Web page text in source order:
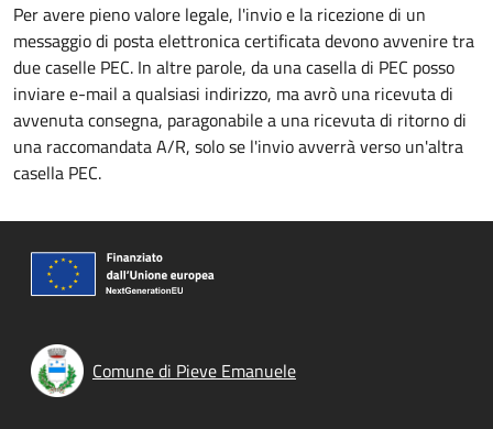
Per avere pieno valore legale, l'invio e la ricezione di un
messaggio di posta elettronica certificata devono avvenire tra
due caselle PEC. In altre parole, da una casella di PEC posso
inviare e-mail a qualsiasi indirizzo, ma avrò una ricevuta di
avvenuta consegna, paragonabile a una ricevuta di ritorno di
una raccomandata A/R, solo se l'invio avverrà verso un'altra
casella PEC.
Comune di Pieve Emanuele